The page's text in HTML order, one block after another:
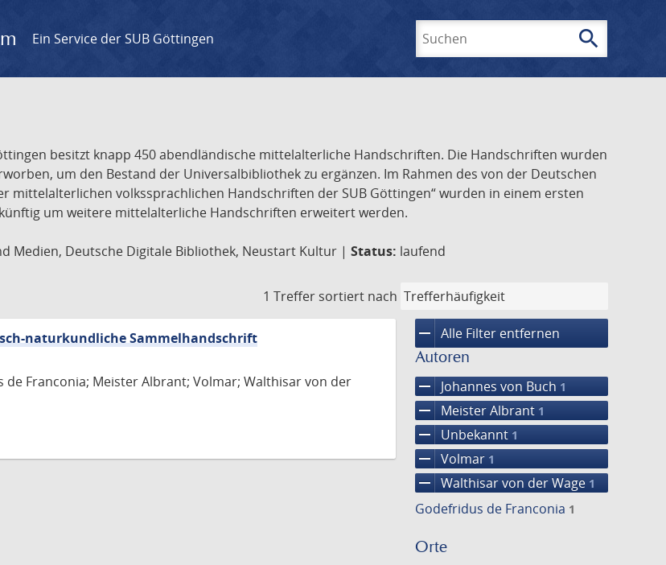
Ein Service der SUB Göttingen search
besitzt knapp 450 abendländische mittelalterliche Handschriften. Die Handschriften wurden
um den Bestand der Universalbibliothek zu ergänzen. Im Rahmen des von der Deutschen
mittelalterlichen volkssprachlichen Handschriften der SUB Göttingen“ wurden in einem ersten
um weitere mittelalterliche Handschriften erweitert werden.
Medien, Deutsche Digitale Bibliothek, Neustart Kultur | Status: laufend
1 Treffer sortiert nach
remove Alle Filter entfernen
Autoren
remove Johannes von Buch 1
remove Meister Albrant 1
remove Unbekannt 1
remove Volmar 1
remove Walthisar von der Wage 1
Godefridus de Franconia 1
Orte
naturkundliche Sammelhandschrift
de Franconia; Meister Albrant; Volmar; Walthisar von der